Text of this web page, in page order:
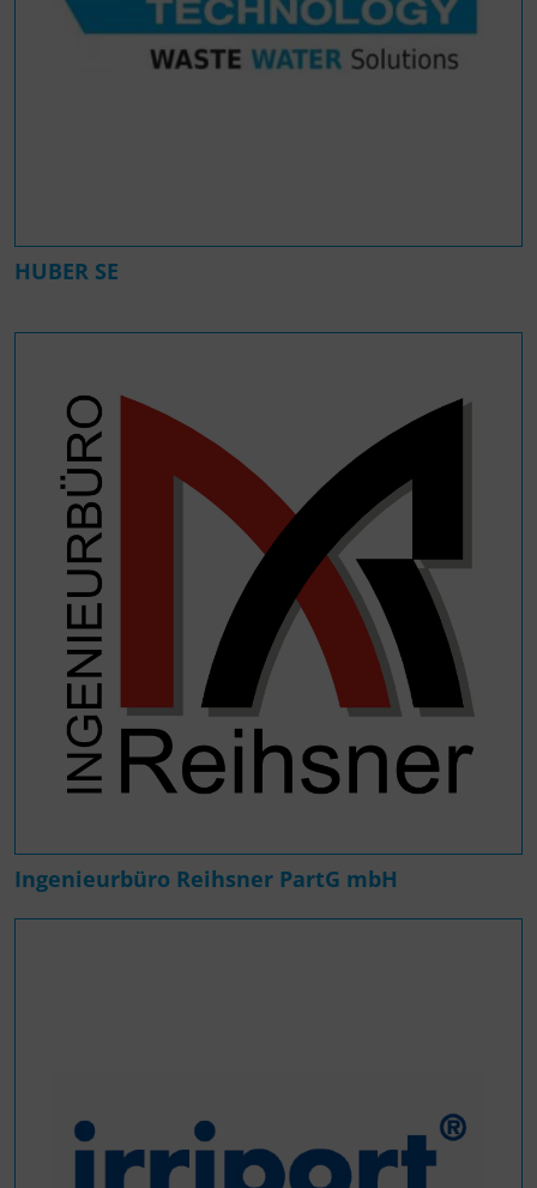
HUBER SE
Ingenieurbüro Reihsner PartG mbH